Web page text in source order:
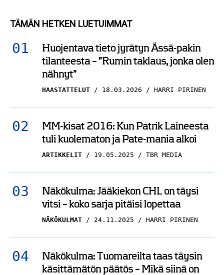
TÄMÄN HETKEN LUETUIMMAT
Huojentava tieto jyrätyn Ässä-pakin
tilanteesta – ”Rumin taklaus, jonka olen
nähnyt”
HAASTATTELUT 18.03.2026 HARRI PIRINEN
MM-kisat 2016: Kun Patrik Laineesta
tuli kuolematon ja Pate-mania alkoi
ARTIKKELIT 19.05.2025 TBR MEDIA
Näkökulma: Jääkiekon CHL on täysi
vitsi – koko sarja pitäisi lopettaa
NÄKÖKULMAT 24.11.2025 HARRI PIRINEN
Näkökulma: Tuomareilta taas täysin
käsittämätön päätös – Mikä siinä on